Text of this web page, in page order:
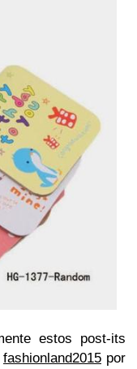
estos post-its
fashionland2015 por